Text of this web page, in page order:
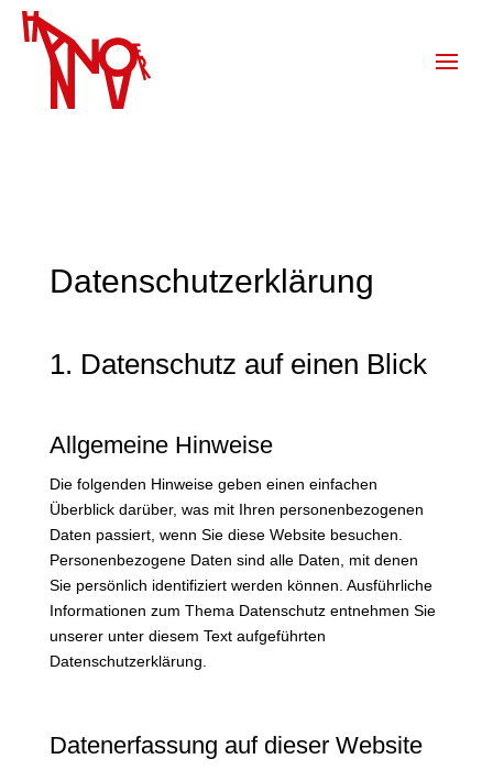
Datenschutz­erklärung
1. Datenschutz auf einen Blick
Allgemeine Hinweise
Die folgenden Hinweise geben einen einfachen
Überblick darüber, was mit Ihren personenbezogenen
Daten passiert, wenn Sie diese Website besuchen.
Personenbezogene Daten sind alle Daten, mit denen
Sie persönlich identifiziert werden können. Ausführliche
Informationen zum Thema Datenschutz entnehmen Sie
unserer unter diesem Text aufgeführten
Datenschutzerklärung.
Datenerfassung auf dieser Website